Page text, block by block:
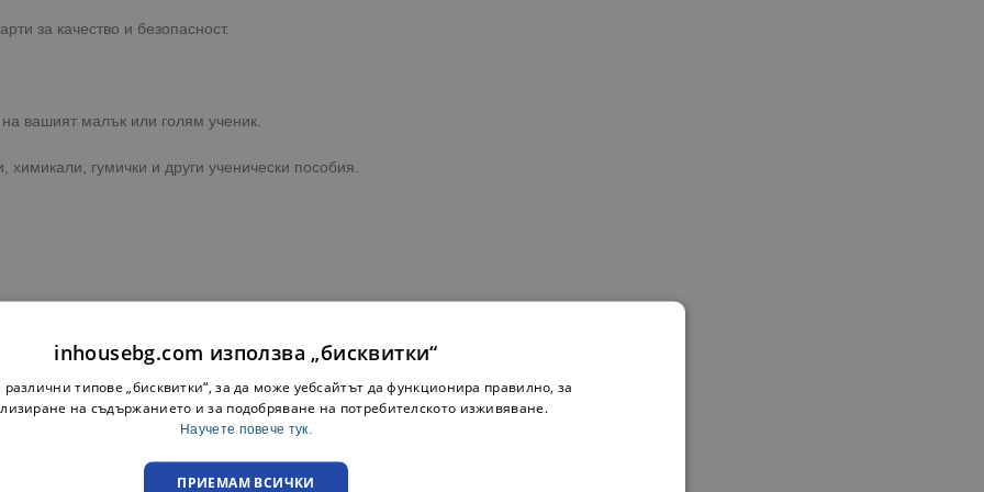
за качество и безопасност.
вашият малък или голям ученик.
гумички и други ученически пособия.
за уточнение на цветът на продукта, който е наличен към момента!
до адрес или офис на куриерска фирма с опция преглед.
при освобождаване на пратката.
inhousebg.com използва „бисквитки“
типове „бисквитки“, за да може уебсайтът да функционира правилно, за
на съдържанието и за подобряване на потребителското изживяване.
Научете повече тук.
ПРИЕМАМ ВСИЧКИ